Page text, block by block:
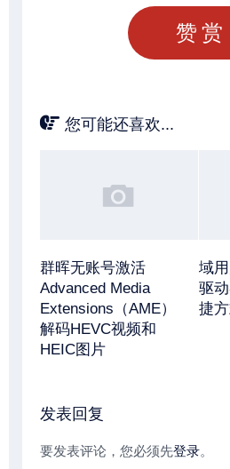
赞赏
您可能还喜欢...
群晖无账号激活
Advanced Media
Extensions（AME）
解码HEVC视频和
HEIC图片
域
驱
捷
发表回复
要发表评论，您必须先登录。